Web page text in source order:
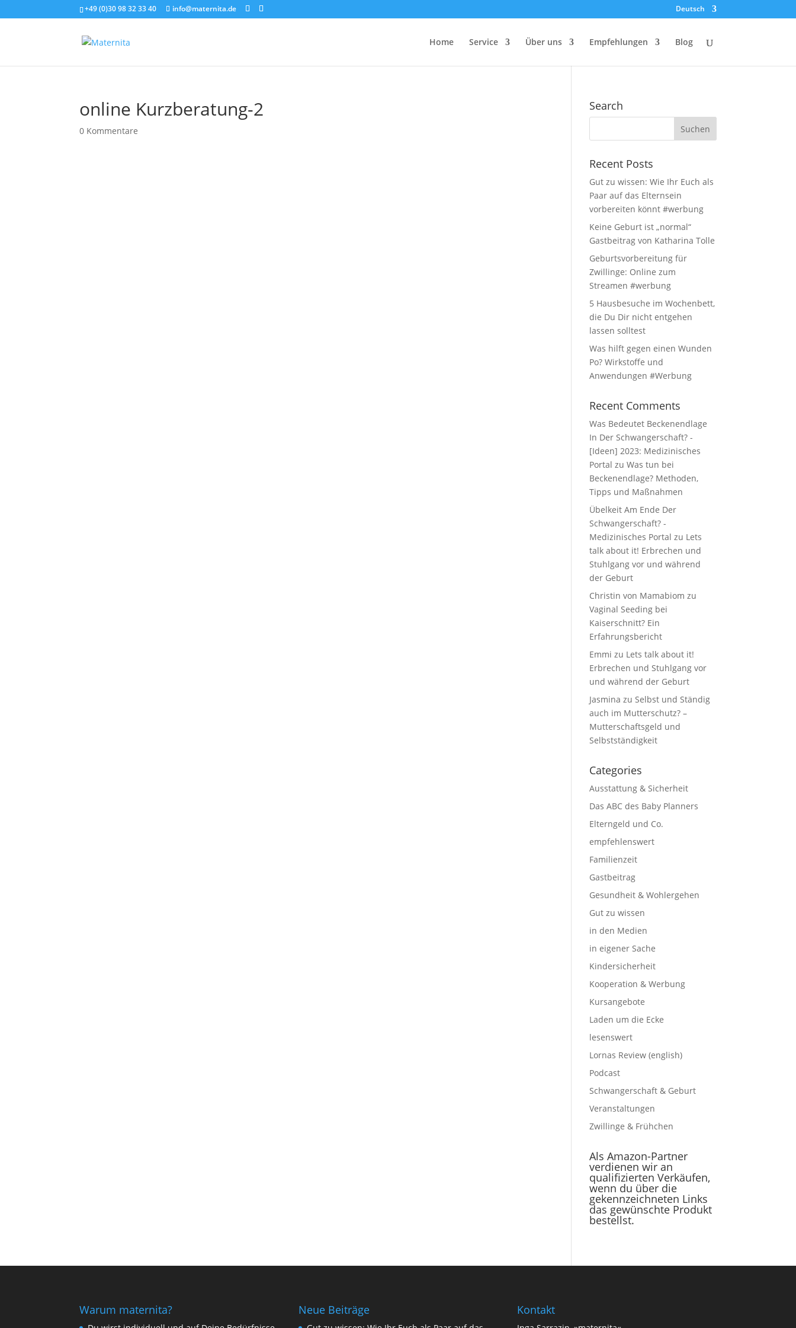
+49 (0)30 98 32 33 40 info@maternita.de Deutsch
Home Service Über uns Empfehlungen Blog
online Kurzberatung-2
0 Kommentare
Search
Recent Posts
Gut zu wissen: Wie Ihr Euch als
Paar auf das Elternsein
vorbereiten könnt #werbung
Keine Geburt ist „normal“
Gastbeitrag von Katharina Tolle
Geburtsvorbereitung für
Zwillinge: Online zum
Streamen #werbung
5 Hausbesuche im Wochenbett,
die Du Dir nicht entgehen
lassen solltest
Was hilft gegen einen Wunden
Po? Wirkstoffe und
Anwendungen #Werbung
Recent Comments
Was Bedeutet Beckenendlage
In Der Schwangerschaft? -
[Ideen] 2023: Medizinisches
Portal zu Was tun bei
Beckenendlage? Methoden,
Tipps und Maßnahmen
Übelkeit Am Ende Der
Schwangerschaft? -
Medizinisches Portal zu Lets
talk about it! Erbrechen und
Stuhlgang vor und während
der Geburt
Christin von Mamabiom zu
Vaginal Seeding bei
Kaiserschnitt? Ein
Erfahrungsbericht
Emmi zu Lets talk about it!
Erbrechen und Stuhlgang vor
und während der Geburt
Jasmina zu Selbst und Ständig
auch im Mutterschutz? –
Mutterschaftsgeld und
Selbstständigkeit
Categories
Ausstattung & Sicherheit
Das ABC des Baby Planners
Elterngeld und Co.
empfehlenswert
Familienzeit
Gastbeitrag
Gesundheit & Wohlergehen
Gut zu wissen
in den Medien
in eigener Sache
Kindersicherheit
Kooperation & Werbung
Kursangebote
Laden um die Ecke
lesenswert
Lornas Review (english)
Podcast
Schwangerschaft & Geburt
Veranstaltungen
Zwillinge & Frühchen
Als Amazon-Partner
verdienen wir an
qualifizierten Verkäufen,
wenn du über die
gekennzeichneten Links
das gewünschte Produkt
bestellst.
Warum maternita? Neue Beiträge Kontakt